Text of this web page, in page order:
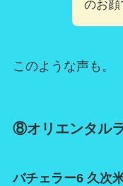
のお
このような声も。
⑧オリエンタル
バチェラー6 久次